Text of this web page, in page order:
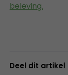
beleving.
Deel dit artikel